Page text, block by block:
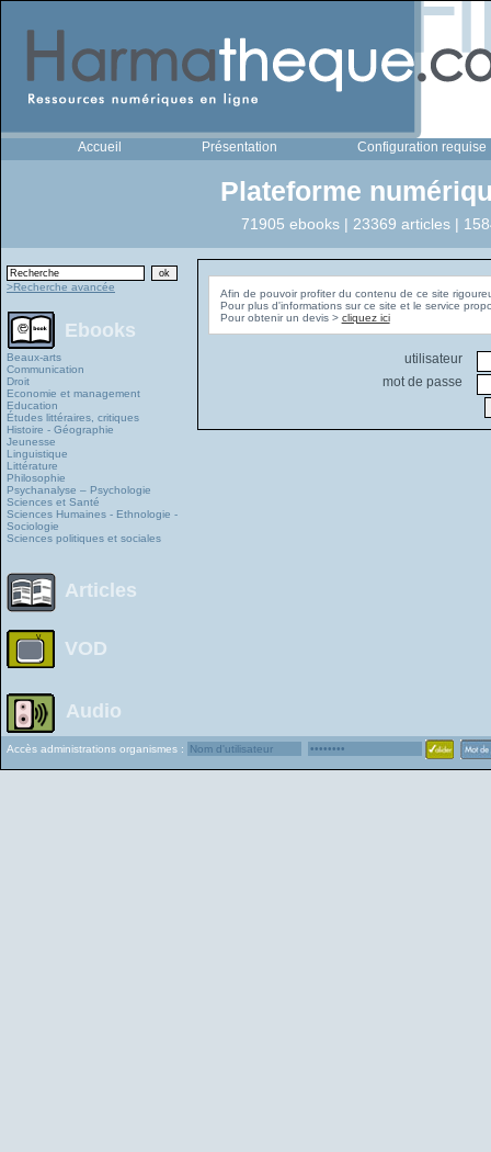
Accueil Présentation Configuration requise
Plateforme
71905 ebooks | 23369 articles |
>Recherche avancée
Ebooks
Beaux-arts
Communication
Droit
Economie et management
Education
Études littéraires, critiques
Histoire - Géographie
Jeunesse
Linguistique
Littérature
Philosophie
Psychanalyse – Psychologie
Sciences et Santé
Sciences Humaines - Ethnologie -
Sociologie
Sciences politiques et sociales
Articles
VOD
Audio
Afin de pouvoir profiter du contenu de ce site
Pour plus d'informations sur ce site et le service
Pour obtenir un devis > cliquez ici
utilisateur
mot de passe
Accès administrations organismes :